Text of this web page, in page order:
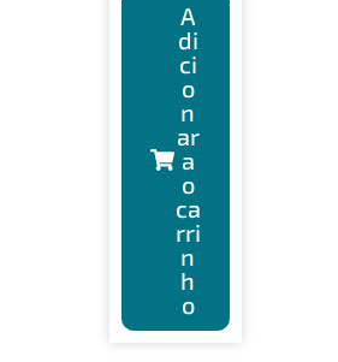
A
di
ci
o
n
ar
a
o
ca
rri
n
h
o